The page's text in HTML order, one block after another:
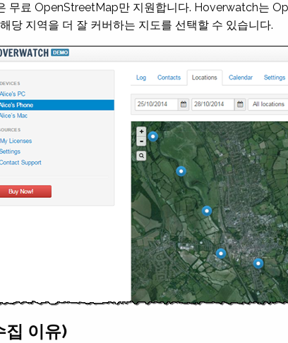
무료 OpenStreetMap만 지원합니다. Hoverwatch는
당 지역을 더 잘 커버하는 지도를 선택할 수 있습니다.
집 이유)